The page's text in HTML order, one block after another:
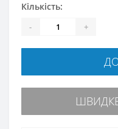
Кількість:
- +